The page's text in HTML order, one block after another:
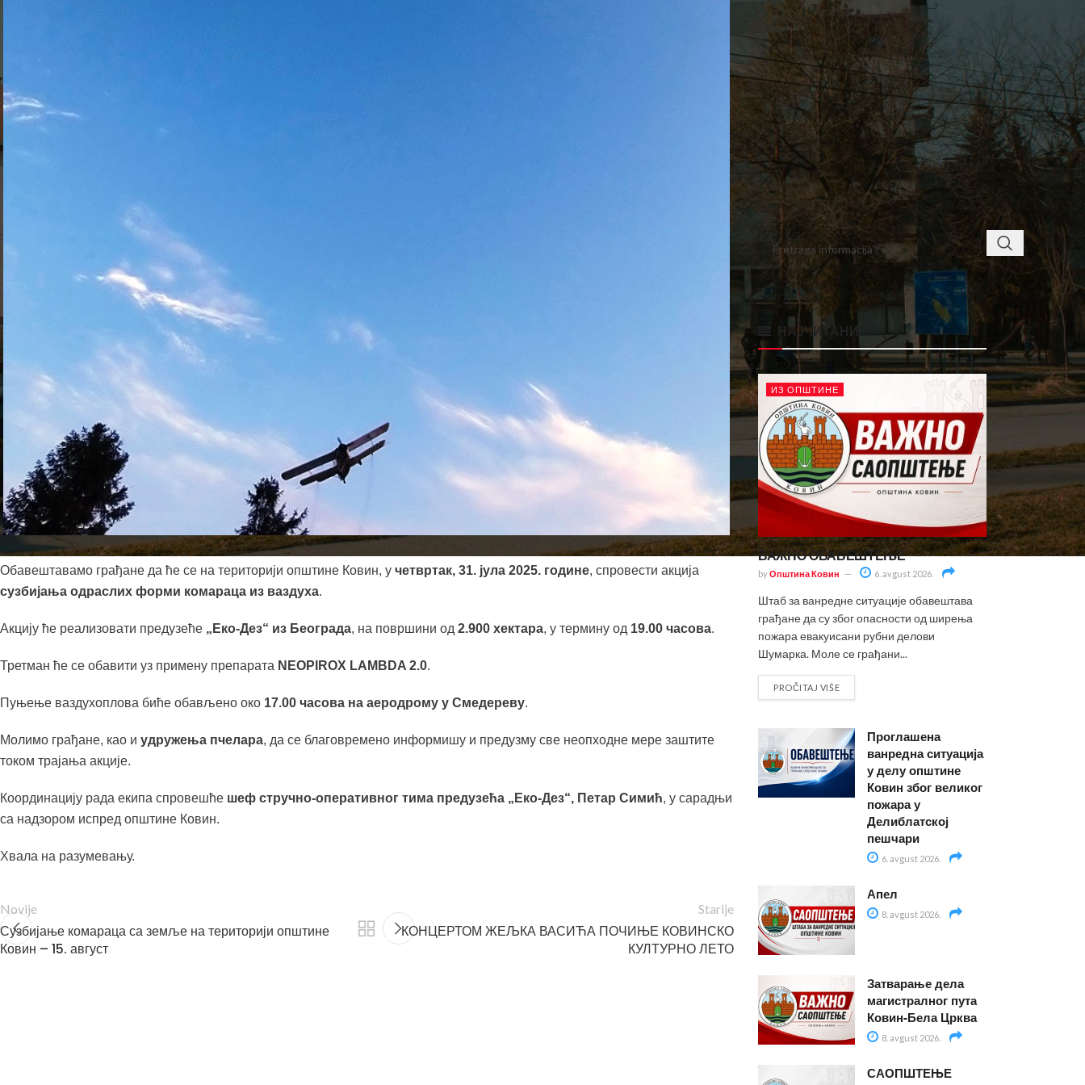
Обавештавамо грађане да ће се на територији општине Ковин, у четвртак, 31. јула 2025. године, спровести акција
сузбијања одраслих форми комараца из ваздуха.
Акцију ће реализовати предузеће „Еко-Дез“ из Београда, на површини од 2.900 хектара, у термину од 19.00 часова.
Третман ће се обавити уз примену препарата NEOPIROX LAMBDA 2.0.
Пуњење ваздухоплова биће обављено око 17.00 часова на аеродрому у Смедереву.
Молимо грађане, као и удружења пчелара, да се благовремено информишу и предузму све неопходне мере заштите
током трајања акције.
Координацију рада екипа спровешће шеф стручно-оперативног тима предузећа „Еко-Дез“, Петар Симић, у сарадњи
са надзором испред општине Ковин.
Хвала на разумевању.
Novije
Сузбијање комараца са земље на територији општине
Ковин – 15. август
Starije
КОНЦЕРТОМ ЖЕЉКА ВАСИЋА ПОЧИЊЕ КОВИНСКО
КУЛТУРНО ЛЕТО
7 9 12
14 15 16 17 18
21 22 23 24 25 26 27
28 29 30
31
« jun
avg »
< class="widget-title">ПРОНАЂИТЕ
НАЈЧИТАНИЈЕ
ИЗ ОПШТИНЕ
ВАЖНО ОБАВЕШТЕЊЕ
byОпштина Ковин 6. avgust 2026.
Штаб за ванредне ситуације обавештава
грађане да су због опасности од ширења
пожара евакуисани рубни делови
Шумарка. Моле се грађани...
PROČITAJ VIŠE
Проглашена
ванредна ситуација
у делу општине
Ковин због великог
пожара у
Делиблатској
пешчари
6. avgust 2026.
Апел
8. avgust 2026.
Затварање дела
магистралног пута
Ковин-Бела Црква
8. avgust 2026.
САОПШТЕЊЕ